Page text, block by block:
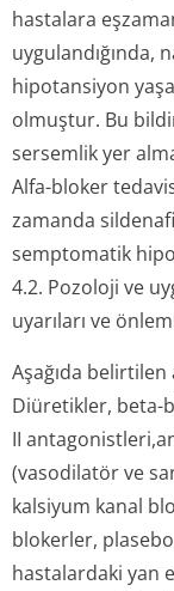
hastalara
uygulandığında,
hipotansiyon
olmuştur. Bu
sersemlik yer
Alfa-bloker
zamanda
semptomatik
4.2. Pozoloji ve
uyarıları ve
Aşağıda belirtilen
Diüretikler, beta-
II
(vasodilatör ve
kalsiyum kanal
blokerler,
hastalardaki yan